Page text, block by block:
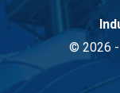
© 2026